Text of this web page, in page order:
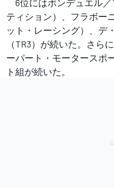
6位にはボンデュエル／
ティション）、フラボー
ット・レーシング）、デ
（TR3）が続いた。さら
ーパート・モータースポ
ト組が続いた。